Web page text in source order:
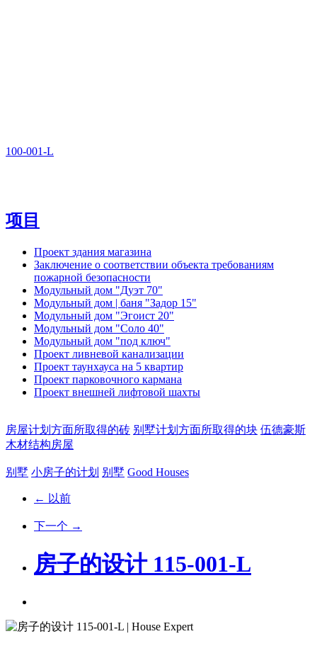
100-001-L
项目
Проект здания магазина
Заключение о соответствии объекта требованиям
пожарной безопасности
Модульный дом "Дуэт 70"
Модульный дом | баня "Задор 15"
Модульный дом "Эгоист 20"
Модульный дом "Соло 40"
Модульный дом "под ключ"
Проект ливневой канализации
Проект таунхауса на 5 квартир
Проект парковочного кармана
Проект внешней лифтовой шахты
房屋计划方面所取得的砖 别墅计划方面所取得的块 伍德豪斯
木材结构房屋
别墅 小房子的计划 别墅 Good Houses
← 以前
下一个 →
房子的设计 115-001-L